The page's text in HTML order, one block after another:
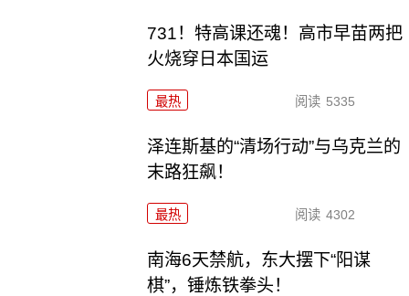
731！特高课还魂！高市早苗两把
火烧穿日本国运
最热 阅读 5335
泽连斯基的“清场行动”与乌克兰的
末路狂飙！
最热 阅读 4302
南海6天禁航，东大摆下“阳谋
棋”，锤炼铁拳头！